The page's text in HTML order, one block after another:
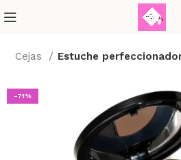
Cejas Estuche
-71%